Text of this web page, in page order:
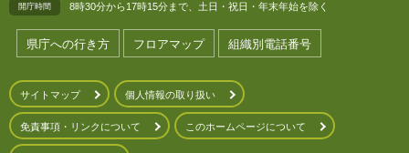
開庁時間 8時30分から17時15分まで、土日・祝日・年末年始を除く
県庁への行き方 フロアマップ 組織別電話番号
サイトマップ 個人情報の取り扱い
免責事項・リンクについて このホームページについて